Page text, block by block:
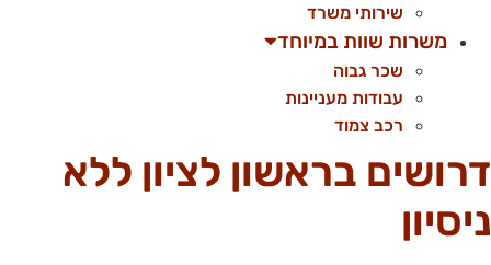
שירותי משרד
משרות שוות במיוחד
שכר גבוה
עבודות מעניינות
רכב צמוד
בראשון לציון ללא